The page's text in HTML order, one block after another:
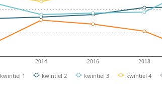
2014 2016 2018
kwintiel 1 kwintiel 2 kwintiel 3 kwintiel 4